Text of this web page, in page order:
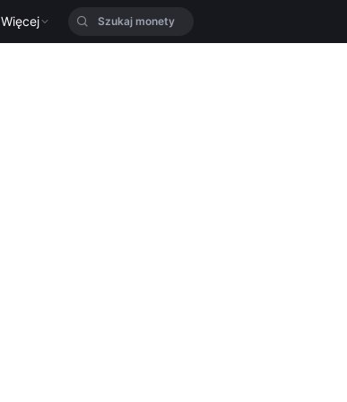
Więcej